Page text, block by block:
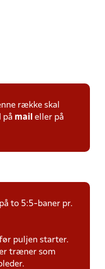
række skal
på mail eller på
to 5:5-baner pr.
puljen starter.
træner som